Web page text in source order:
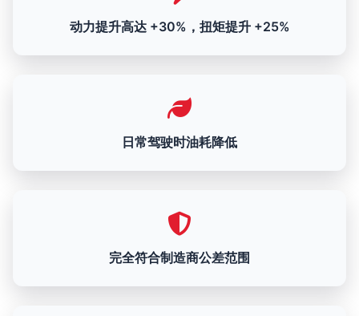
动力提升高达 +30%，扭矩提升 +25%
日常驾驶时油耗降低
完全符合制造商公差范围